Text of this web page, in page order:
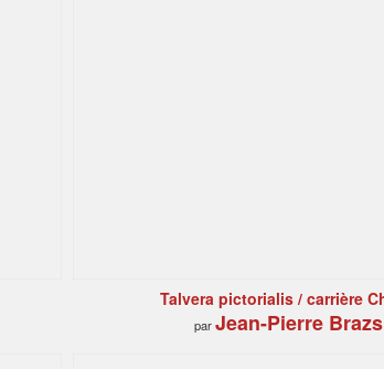
Talvera pictorialis / carrière
parJean-Pierre Brazs